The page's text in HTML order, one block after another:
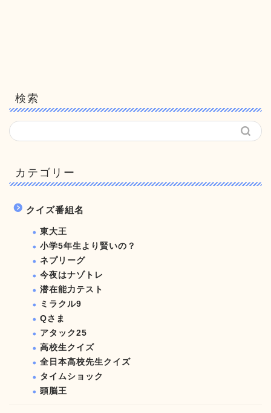
検索
カテゴリー
クイズ番組名
東大王
小学5年生より賢いの？
ネプリーグ
今夜はナゾトレ
潜在能力テスト
ミラクル9
Qさま
アタック25
高校生クイズ
全日本高校先生クイズ
タイムショック
頭脳王